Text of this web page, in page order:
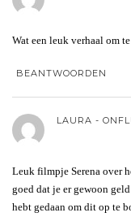
Wat een leuk verhaal om
BEANTWOORDEN
LAURA -
Leuk filmpje Serena over
goed dat je er gewoon
hebt gedaan om dit op te